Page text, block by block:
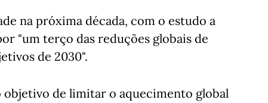
na próxima década, com o estudo a
"um terço das reduções globais de
de 2030".
objetivo de limitar o aquecimento global